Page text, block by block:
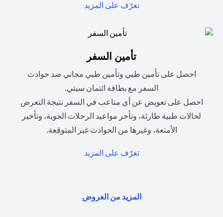
تعرّف على المزيد
تأمين السفر
احصل على تأمين طبي وتأمين طبي مجاني ضد حوادث
السفر مع بطاقة ائتمان سيتي.
احصل على تعويض عن أي متاعب في السفر نتيجة التعرض
لحالات طبية طارئة، وتأخر مواعيد الرحلات الجوية، وتأخير
الأمتعة، وغيرها من الحوادث غير المتوقعة.
تعرّف على المزيد
المزيد من العروض